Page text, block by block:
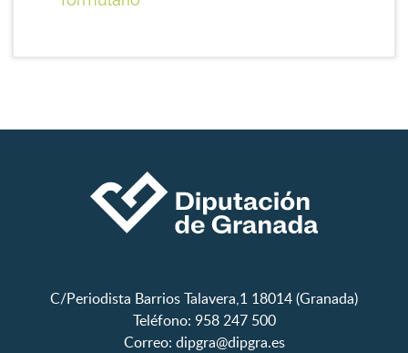
C/Periodista Barrios Talavera,1 18014 (Granada)
Teléfono: 958 247 500
Correo: dipgra@dipgra.es